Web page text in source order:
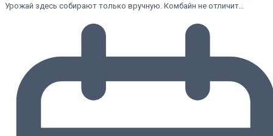
Урожай здесь собирают только вручную. Комбайн не отличит…